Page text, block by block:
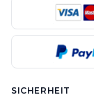
SICHERHEIT